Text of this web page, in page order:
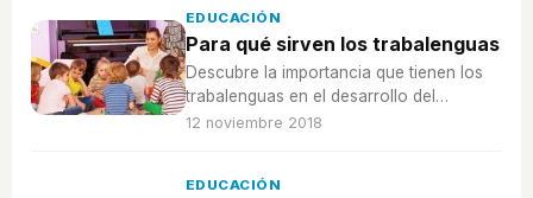
EDUCACIÓN
Para qué sirven los trabalenguas
Descubre la importancia que tienen los
trabalenguas en el desarrollo del
lenguaje de los niños, ¡te vas a
12 noviembre 2018
EDUCACIÓN